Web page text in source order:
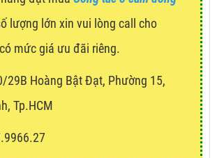
lượng lớn xin vui lòng call cho
mức giá ưu đãi riêng.
29B Hoàng Bật Đạt, Phường 15,
Tp.HCM